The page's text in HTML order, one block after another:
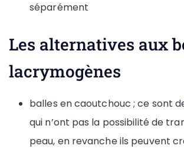
séparément
Les alternatives aux
lacrymogènes
balles en caoutchouc ; ce sont
qui n’ont pas la possibilité de
peau, en revanche ils peuvent